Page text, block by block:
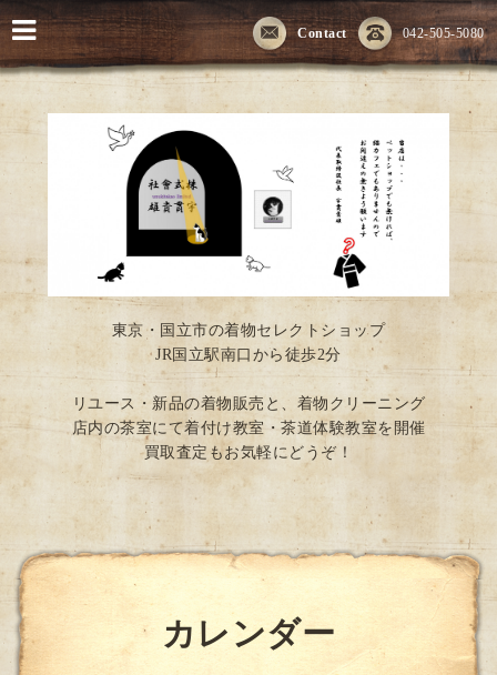
042-505-5080
Contact
東京・国立市の着物セレクトショップ
JR国立駅南口から徒歩2分
リユース・新品の着物販売と、着物クリーニング
店内の茶室にて着付け教室・茶道体験教室を開催
買取査定もお気軽にどうぞ！
カレンダー